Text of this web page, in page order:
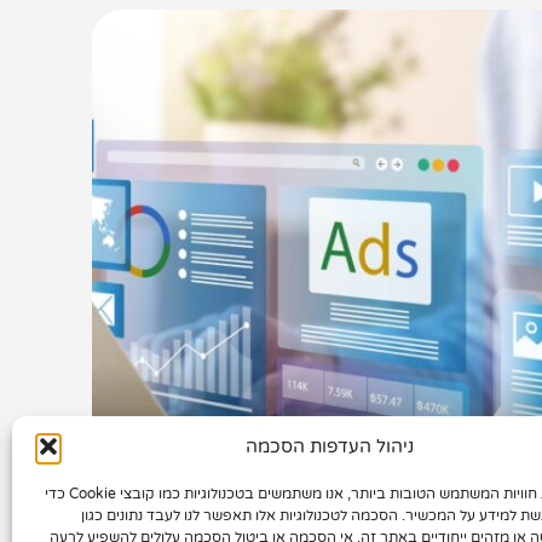
ניהול העדפות הסכמה
כדי לספק את חוויות המשתמש הטובות ביותר, אנו משתמשים בטכנולוגיות כמו קובצי Cookie כדי
למידע על המכשיר. הסכמה לטכנולוגיות אלו תאפשר לנו לעבד נתונים כגון
או מזהים ייחודיים באתר זה. אי הסכמה או ביטול הסכמה עלולים להשפיע לרעה
בגוגל ובפייסבוק - מה
ואיך מצליחים באמת